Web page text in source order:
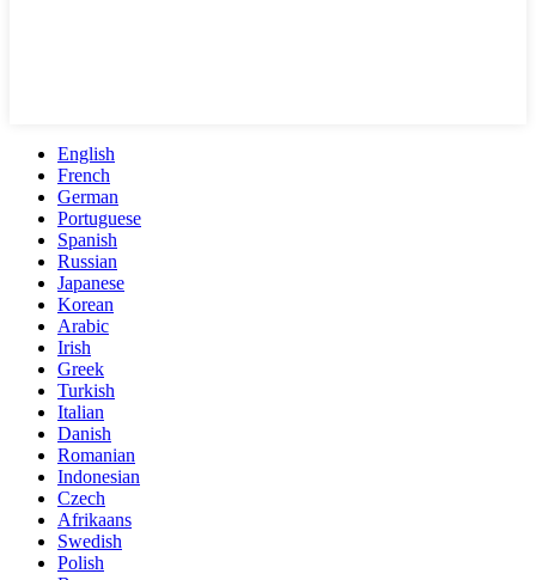
English
French
German
Portuguese
Spanish
Russian
Japanese
Korean
Arabic
Irish
Greek
Turkish
Italian
Danish
Romanian
Indonesian
Czech
Afrikaans
Swedish
Polish